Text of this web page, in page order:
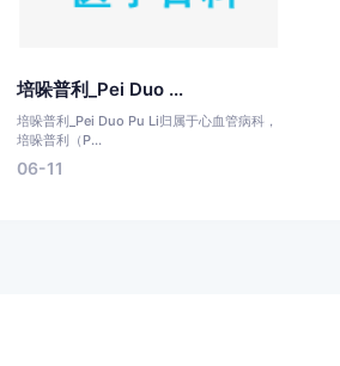
培哚普利_Pei Duo ...
培哚普利_Pei Duo Pu Li归属于心血管病科，
培哚普利（P...
06-11